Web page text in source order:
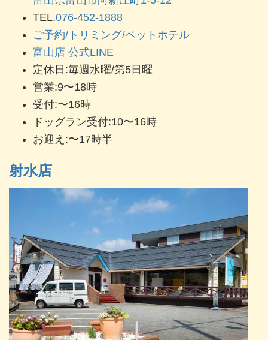
TEL.076-452-1888
ご予約/トリミング/ペットホテル
富山店 公式LINE
定休日:毎週水曜/第5日曜
営業:9〜18時
受付:〜16時
ドッグラン受付:10〜16時
お迎え:〜17時半
射水店